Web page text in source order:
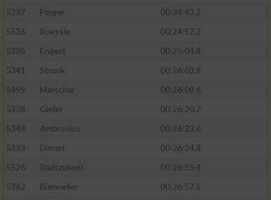
5337
Forger
00:24:43.2
5536
Roessle
00:24:57.2
5335
Engert
00:25:04.8
5341
Strunk
00:26:03.8
5499
Marschar
00:26:09.6
5338
Gieler
00:26:20.7
5348
Ambrosius
00:26:23.6
5333
Dienst
00:26:34.8
5526
Radszuweit
00:26:55.4
5362
Bierweiler
00:26:57.5